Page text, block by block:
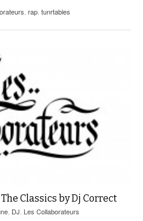
, rap, tunrtables
Classics by Dj Correct
DJ Les Collaborateurs